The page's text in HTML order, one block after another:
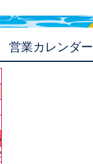
営業カレンダー